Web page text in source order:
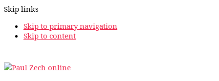
Skip links
Skip to primary navigation
Skip to content